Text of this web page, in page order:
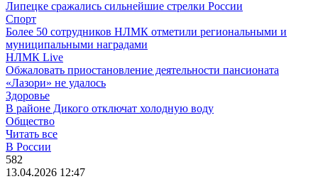
Липецке сражались сильнейшие стрелки России
Спорт
Более 50 сотрудников НЛМК отметили региональными и
муниципальными наградами
НЛМК Live
Обжаловать приостановление деятельности пансионата
«Лазори» не удалось
Здоровье
В районе Дикого отключат холодную воду
Общество
Читать все
В России
582
13.04.2026 12:47